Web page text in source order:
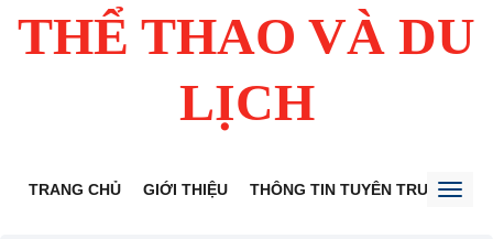
THỂ THAO VÀ DU
LỊCH
TRANG CHỦ GIỚI THIỆU THÔNG TIN TUYÊN TRUYỀN